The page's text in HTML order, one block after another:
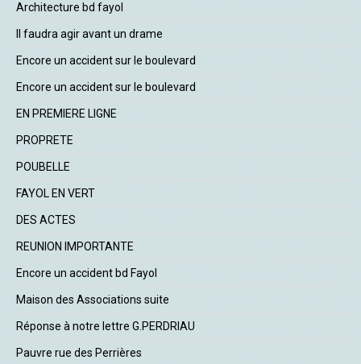
Architecture bd fayol
Il faudra agir avant un drame
Encore un accident sur le boulevard
Encore un accident sur le boulevard
EN PREMIERE LIGNE
PROPRETE
POUBELLE
FAYOL EN VERT
DES ACTES
REUNION IMPORTANTE
Encore un accident bd Fayol
Maison des Associations suite
Réponse à notre lettre G.PERDRIAU
Pauvre rue des Perrières